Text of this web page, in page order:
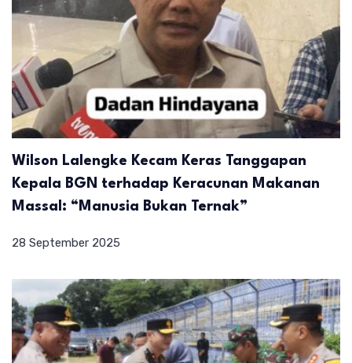
Wilson Lalengke Kecam Keras Tanggapan
Kepala BGN terhadap Keracunan Makanan
Massal: “Manusia Bukan Ternak”
28 September 2025